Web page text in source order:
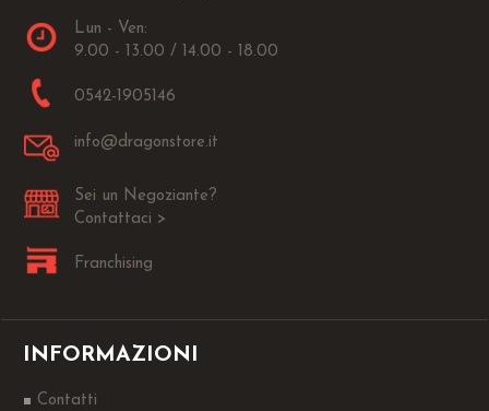
Lun - Ven:
9.00 - 13.00 / 14.00 - 18.00
0542-1905146
info@dragonstore.it
Sei un Negoziante?
Contattaci >
Franchising
INFORMAZIONI
Contatti